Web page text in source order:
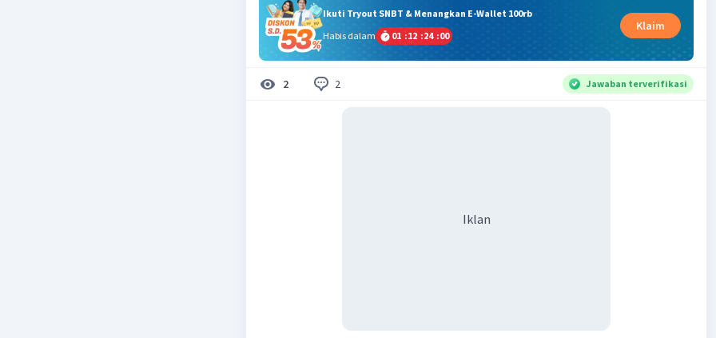
Ikuti Tryout SNBT & Menangkan E-Wallet 100rb
Habis dalam
01 :12 :24 :00
Klaim
2 2 Jawaban terverifikasi
Iklan